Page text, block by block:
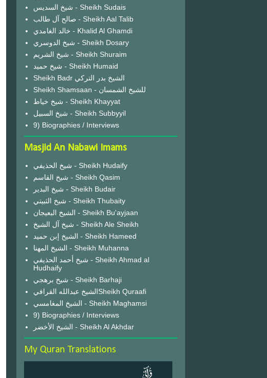
شيخ السديس - Sheikh Sudais
صالح آل طالب - Sheikh Aal Talib
خالد الغامدي - Khalid Al Ghamdi
شيخ الدوسري - Sheikh Dosary
شيخ الشريم - Sheikh Shuraim
شيخ حميد - Sheikh Humaid
Sheikh Badr الشيخ بدر التركي
Sheikh Shamsaan - للشيخ الشمسان
شيخ خياط - Sheikh Khayyat
شيخ السبيل - Sheikh Subbyyil
9) Biographies / Interviews
Masjid An Nabawi Imams
شيخ الحذيفي - Sheikh Hudaify
شيخ القاسم - Sheikh Qasim
شيخ البدير - Sheikh Budair
شيخ الثبيتي - Sheikh Thubaity
الشيخ البعيجان - Sheikh Bu'ayjaan
شيخ آل الشيخ - Sheikh Ale Sheikh
الشيخ إبن حميد - Sheikh Hameed
الشيخ المهنا - Sheikh Muhanna
شيخ أحمد الحذيفي - Sheikh Ahmad al
Hudhaify
شيخ برهجي - Sheikh Barhaji
الشيخ عبدالله القرافيSheikh Quraafi
الشيخ المغامسي - Sheikh Maghamsi
9) Biographies / Interviews
الشيخ الأخضر - Sheikh Al Akhdar
My Quran Translations